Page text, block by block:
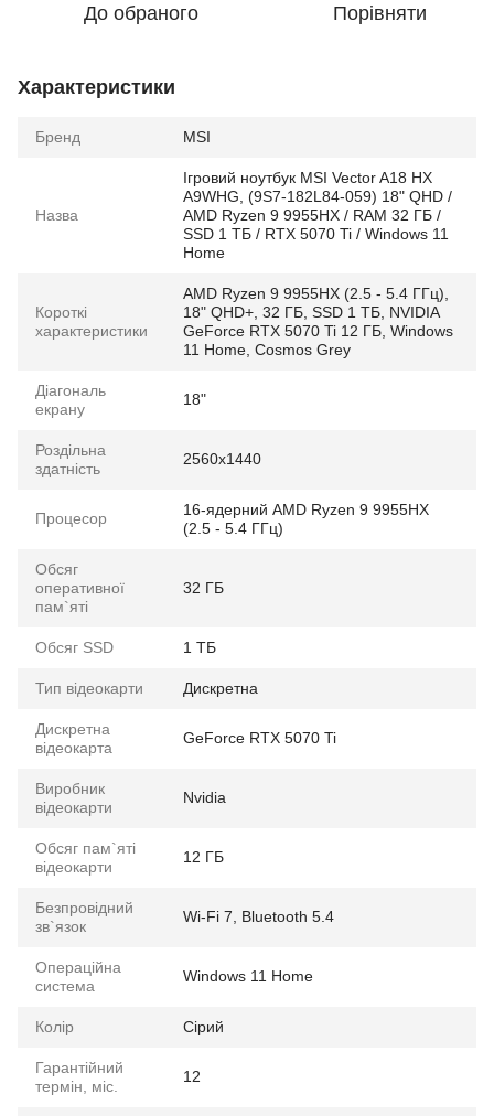
До обраного Порівняти
Характеристики
Бренд MSI
Назва
Ігровий ноутбук MSI Vector A18 HX
A9WHG, (9S7-182L84-059) 18" QHD /
AMD Ryzen 9 9955HX / RAM 32 ГБ /
SSD 1 ТБ / RTX 5070 Ti / Windows 11
Home
Короткі
характеристики
AMD Ryzen 9 9955HX (2.5 - 5.4 ГГц),
18" QHD+, 32 ГБ, SSD 1 ТБ, NVIDIA
GeForce RTX 5070 Ti 12 ГБ, Windows
11 Home, Cosmos Grey
Діагональ
екрану
18"
Роздільна
здатність
2560x1440
Процесор
16-ядерний AMD Ryzen 9 9955HX
(2.5 - 5.4 ГГц)
Обсяг
оперативної
пам`яті
32 ГБ
Обсяг SSD 1 ТБ
Тип відеокарти Дискретна
Дискретна
відеокарта
GeForce RTX 5070 Ti
Виробник
відеокарти
Nvidia
Обсяг пам`яті
відеокарти
12 ГБ
Безпровідний
зв`язок
Wi-Fi 7, Bluetooth 5.4
Операційна
система
Windows 11 Home
Колір Сірий
Гарантійний
термін, міс.
12